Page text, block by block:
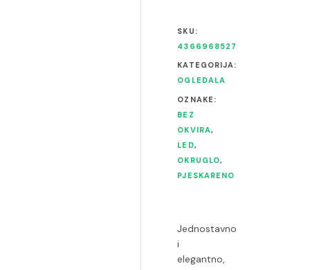
SKU:
4366968527
KATEGORIJA:
OGLEDALA
OZNAKE:
BEZ
OKVIRA,
LED,
OKRUGLO,
PJESKARENO
Jednostavno
i
elegantno,